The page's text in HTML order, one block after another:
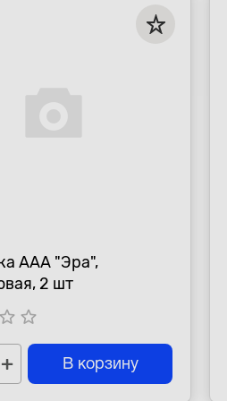
AAA "Эра",
2 шт
star_border star_border
+ В корзину